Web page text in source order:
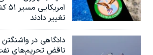
تغییر دادند
دادگاهی در